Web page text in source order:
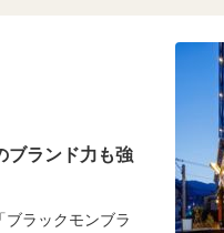
ブランド力も強
ラックモンブラ